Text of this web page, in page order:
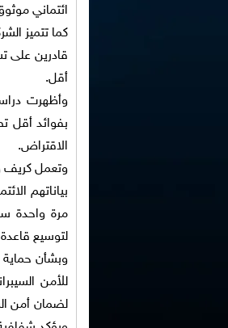
ائتماني
كما تتميز
قادرين على
أقل.
الاقتراض.
بياناتهم
مرة واحدة
لتوسيع
للأمن
لضمان أمن